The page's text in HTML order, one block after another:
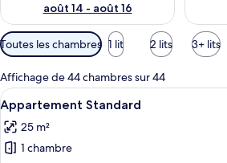
août 14 - août 16
Filtres
disponibles
pour
les
chambres
Toutes les chambres 1 lit 2 lits 3+ lits
Affichage de 44 chambres sur 44
Afficher
toutes
les
photos
Un
6
Appartement Standard
25 m²
1 chambre